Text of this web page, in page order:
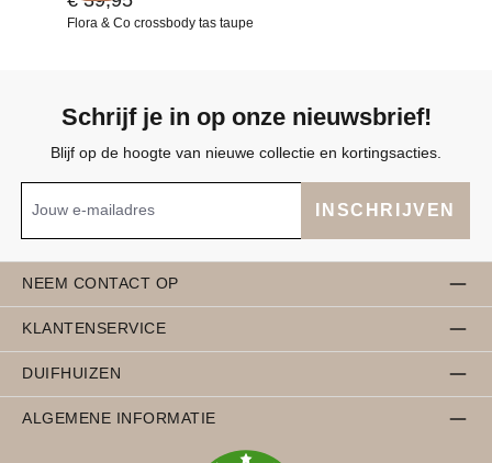
Flora & Co crossbody tas taupe
Schrijf je in op onze nieuwsbrief!
Blijf op de hoogte van nieuwe collectie en kortingsacties.
INSCHRIJVEN
NEEM CONTACT OP
KLANTENSERVICE
DUIFHUIZEN
ALGEMENE INFORMATIE